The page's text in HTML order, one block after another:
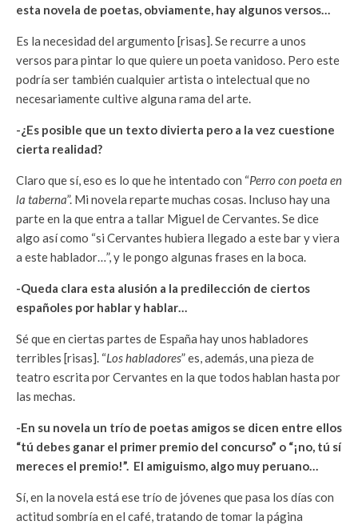
esta novela de poetas, obviamente, hay algunos versos…
Es la necesidad del argumento [risas]. Se recurre a unos
versos para pintar lo que quiere un poeta vanidoso. Pero este
podría ser también cualquier artista o intelectual que no
necesariamente cultive alguna rama del arte.
-¿Es posible que un texto divierta pero a la vez cuestione
cierta realidad?
Claro que sí, eso es lo que he intentado con “Perro con poeta en
la taberna”. Mi novela reparte muchas cosas. Incluso hay una
parte en la que entra a tallar Miguel de Cervantes. Se dice
algo así como “si Cervantes hubiera llegado a este bar y viera
a este hablador…”, y le pongo algunas frases en la boca.
-Queda clara esta alusión a la predilección de ciertos
españoles por hablar y hablar…
Sé que en ciertas partes de España hay unos habladores
terribles [risas]. “Los habladores” es, además, una pieza de
teatro escrita por Cervantes en la que todos hablan hasta por
las mechas.
-En su novela un trío de poetas amigos se dicen entre ellos
“tú debes ganar el primer premio del concurso” o “¡no, tú sí
mereces el premio!”. El amiguismo, algo muy peruano…
Sí, en la novela está ese trío de jóvenes que pasa los días con
actitud sombría en el café, tratando de tomar la página